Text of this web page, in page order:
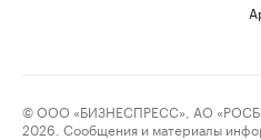
© ООО «БИЗНЕСПРЕСС», АО
2026. Сообщения и материалы